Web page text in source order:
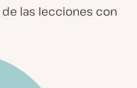
las lecciones con